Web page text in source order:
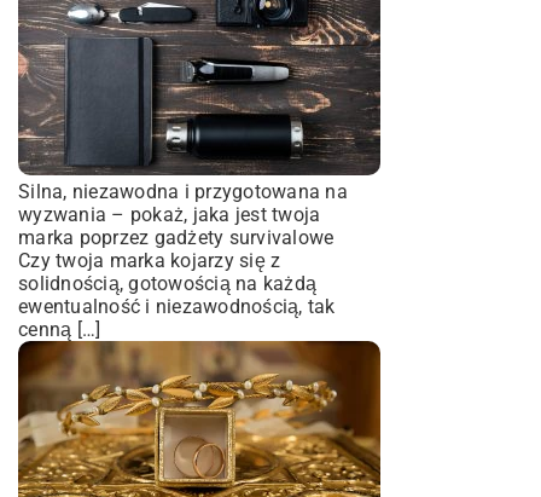
Silna, niezawodna i przygotowana na
wyzwania – pokaż, jaka jest twoja
marka poprzez gadżety survivalowe
Czy twoja marka kojarzy się z
solidnością, gotowością na każdą
ewentualność i niezawodnością, tak
cenną […]